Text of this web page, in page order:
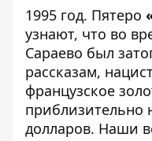
1995 год. Пятеро
узнают, что во
Сараево был
рассказам,
французское
приблизительно
долларов. Наши